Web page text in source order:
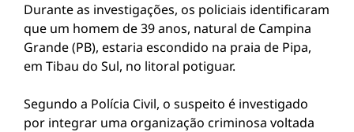
Durante as investigações, os policiais identificaram
que um homem de 39 anos, natural de Campina
Grande (PB), estaria escondido na praia de Pipa,
em Tibau do Sul, no litoral potiguar.
Segundo a Polícia Civil, o suspeito é investigado
por integrar uma organização criminosa voltada